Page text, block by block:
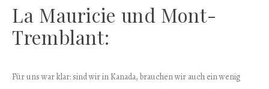
La Mauricie und Mont-
Tremblant:
Für uns war klar: sind wir in Kanada, brauchen wir auch ein wenig